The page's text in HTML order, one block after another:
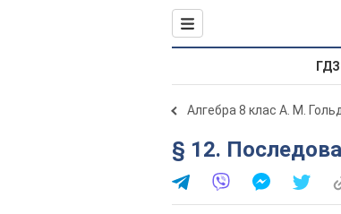
ГДЗ
Алгебра 8 клас А. М.
§ 12.